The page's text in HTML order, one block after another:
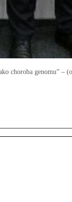
choroba genomu” –